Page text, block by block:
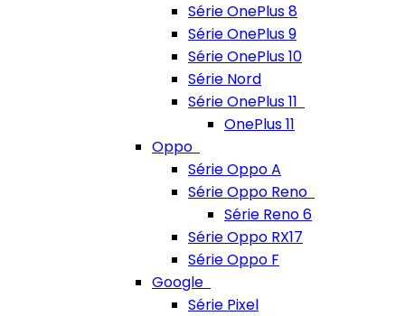
Série OnePlus 8
Série OnePlus 9
Série OnePlus 10
Série Nord
Série OnePlus 11
OnePlus 11
Oppo
Série Oppo A
Série Oppo Reno
Série Reno 6
Série Oppo RX17
Série Oppo F
Google
Série Pixel